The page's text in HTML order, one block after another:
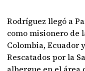
Rodríguez llegó a
como misionero de
Colombia, Ecuador
Rescatados por la